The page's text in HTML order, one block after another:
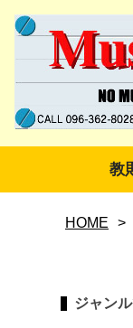
教
HOME >
ジャン